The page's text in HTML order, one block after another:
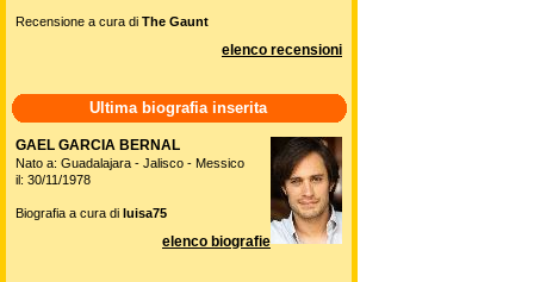
Recensione a cura di The Gaunt
elenco recensioni
Ultima biografia inserita
GAEL GARCIA BERNAL
Nato a: Guadalajara - Jalisco - Messico
il: 30/11/1978
Biografia a cura di luisa75
elenco biografie